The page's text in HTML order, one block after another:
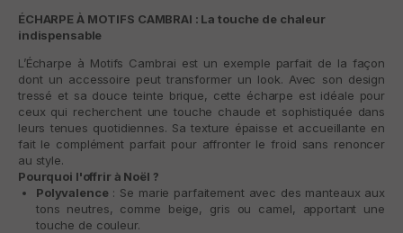
ÉCHARPE À MOTIFS CAMBRAI : La touche de chaleur
indispensable
L’Écharpe à Motifs Cambrai est un exemple parfait de la façon
dont un accessoire peut transformer un look. Avec son design
tressé et sa douce teinte brique, cette écharpe est idéale pour
ceux qui recherchent une touche chaude et sophistiquée dans
leurs tenues quotidiennes. Sa texture épaisse et accueillante en
fait le complément parfait pour affronter le froid sans renoncer
au style.
Pourquoi l'offrir à Noël ?
Polyvalence: Se marie parfaitement avec des manteaux aux
tons neutres, comme beige, gris ou camel, apportant une
touche de couleur.